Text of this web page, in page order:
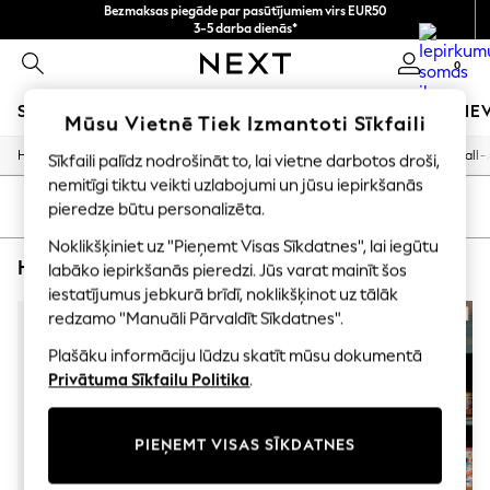
Bezmaksas piegāde par pasūtījumiem virs EUR50
3-5 darba dienās*
Tagad jūs varat
iepirkties latviešu valodā!
0
SKOLAS APĢĒRBS MEITENES MAZULIS
SCHOOLWEAR
All Boys Schoolwear
Shoes
Shorts
Shirts
Polo Shirts
Sweatshirts & Jumpers
Coats & Jackets
Underwear
Socks
Multipacks
All Boys Sport & Swimwear
Trainers & Pumps
Swimwear
Home / Home / Home-Accessories / Decorative-Accessories /
KĀRTOT
HOME WALL ART LUCY TIFFNEY CANVASES FLORAL (3)
Mūsu Vietnē Tiek Izmantoti Sīkfaili
Sīkfaili palīdz nodrošināt to, lai vietne darbotos droši,
nemitīgi tiktu veikti uzlabojumi un jūsu iepirkšanās
pieredze būtu personalizēta.
Noklikšķiniet uz "Pieņemt Visas Sīkdatnes", lai iegūtu
labāko iepirkšanās pieredzi. Jūs varat mainīt šos
iestatījumus jebkurā brīdī, noklikšķinot uz tālāk
redzamo "Manuāli Pārvaldīt Sīkdatnes".
Plašāku informāciju lūdzu skatīt mūsu dokumentā
Privātuma Sīkfailu Politika.
PIEŅEMT VISAS SĪKDATNES